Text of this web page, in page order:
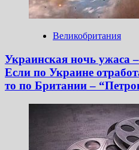
Великобритания
Украинская ночь ужаса
Если по Украине
то по Британии –